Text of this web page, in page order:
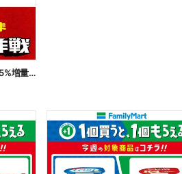
【おトク】お値段そのまま!45%増量作戦!